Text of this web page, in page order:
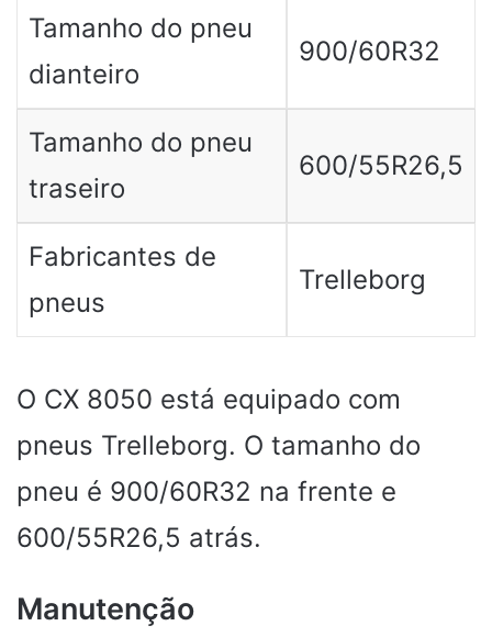
Tamanho do pneu
dianteiro
900/60R32
Tamanho do pneu
traseiro
600/55R26,5
Fabricantes de
pneus
Trelleborg
O CX 8050 está equipado com
pneus Trelleborg. O tamanho do
pneu é 900/60R32 na frente e
600/55R26,5 atrás.
Manutenção